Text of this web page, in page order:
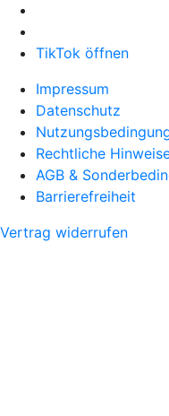
TikTok öffnen
Impressum
Datenschutz
Rechtliche
AGB &
Barrierefreiheit
Vertrag widerrufen